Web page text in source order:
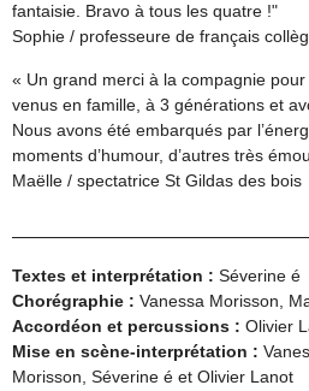
fantaisie. Bravo à tous les quatre !"
Sophie / professeure de français
« Un grand merci à la compagnie
venus en famille, à 3 générations et
Nous avons été embarqués par
moments d’humour, d’autres très
Maëlle / spectatrice St Gildas des bois
Textes et interprétation : Séverine é
Chorégraphie : Vanessa Morisson,
Accordéon et percussions : Olivier
Mise en scène-interprétation :
Morisson, Séverine é et Olivier Lanot